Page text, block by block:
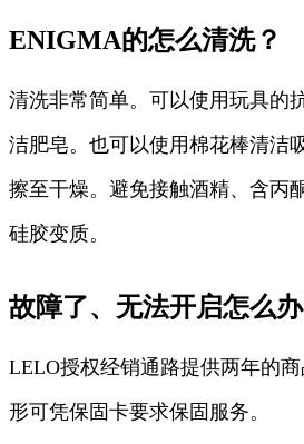
ENIGMA的怎么清洗？
清洗非常简单。可以使用玩具的
洁肥皂。也可以使用棉花棒清洁
擦至干燥。避免接触酒精、含丙
硅胶变质。
故障了、无法开启怎么办
LELO授权经销通路提供两年的
形可凭保固卡要求保固服务。